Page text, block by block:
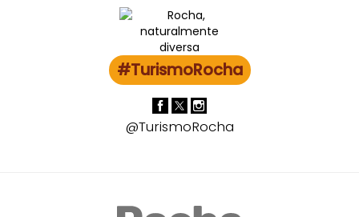
#TurismoRocha
@TurismoRocha